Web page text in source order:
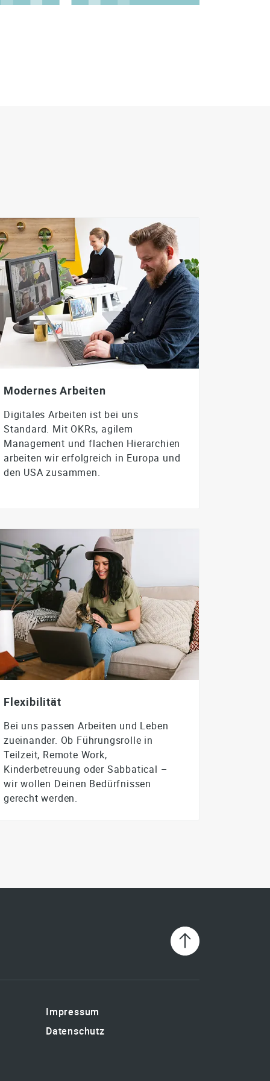
Modernes Arbeiten
Digitales Arbeiten ist bei uns
Standard. Mit OKRs, agilem
Management und flachen Hierarchien
arbeiten wir erfolgreich in Europa und
den USA zusammen.
Flexibilität
Bei uns passen Arbeiten und Leben
zueinander. Ob Führungsrolle in
Teilzeit, Remote Work,
Kinderbetreuung oder Sabbatical –
wir wollen Deinen Bedürfnissen
gerecht werden.
Impressum
Datenschutz